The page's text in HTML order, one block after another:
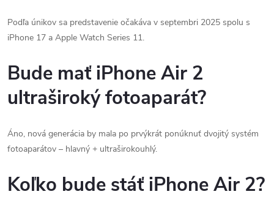
Podľa únikov sa predstavenie očakáva v septembri 2025 spolu s
iPhone 17 a Apple Watch Series 11.
Bude mať iPhone Air 2
ultraširoký fotoaparát?
Áno, nová generácia by mala po prvýkrát ponúknuť dvojitý systém
fotoaparátov – hlavný + ultraširokouhlý.
Koľko bude stáť iPhone Air 2?